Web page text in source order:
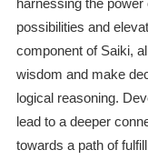
harnessing the
possibilities and
component of Saiki,
wisdom and make
logical reasoning.
lead to a deeper
towards a path of